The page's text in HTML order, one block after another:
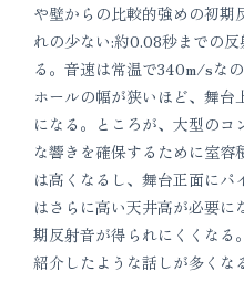
や壁からの比較的強めの初
れの少ない:約0.08秒までの
る。音速は常温で340m/sな
ホールの幅が狭いほど、舞
になる。ところが、大型の
な響きを確保するために室
は高くなるし、舞台正面に
はさらに高い天井高が必要
期反射音が得られにくくなる
紹介したような話しが多くな